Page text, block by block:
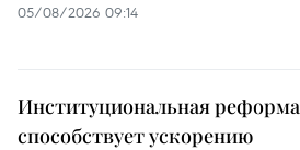
05/08/2026 09:14
Институциональная реформа
способствует ускорению